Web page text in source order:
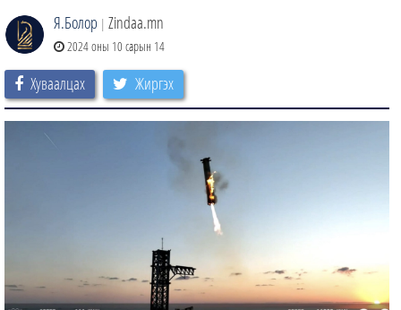
Я.Болор | Zindaa.mn
2024 оны 10 сарын 14
Хуваалцах Жиргэх